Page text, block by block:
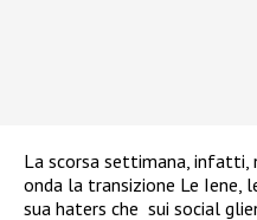
La scorsa settimana, infatti,
onda la transizione Le Iene,
sua haters che sui social